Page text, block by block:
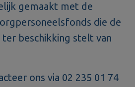
gemaakt met de
die de
beschikking stelt van
ons via 02 235 01 74